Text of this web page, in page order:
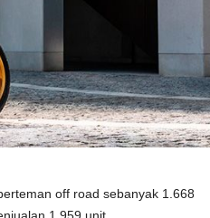
off road sebanyak 1.668